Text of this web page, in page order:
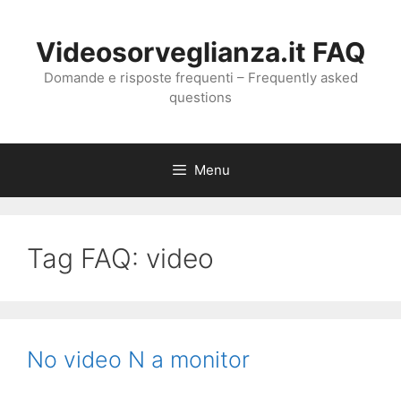
contenutoVideosorveglianza.it FAQ
Domande e risposte frequenti – Frequently asked
questions
Menu
Tag FAQ: video
No video N a monitor